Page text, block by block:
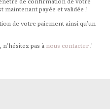
maintenant payée et validée !
de votre paiement ainsi qu’un
pas à nous contacter!